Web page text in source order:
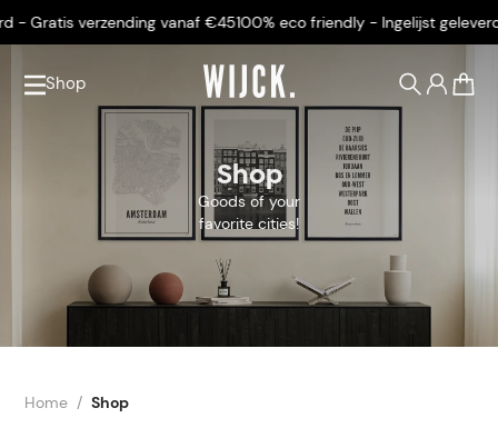
Gratis verzending vanaf €45100% eco friendly - Ingelijst geleverd
Shop
Shop
Goods of your
favorite cities!
Home Shop